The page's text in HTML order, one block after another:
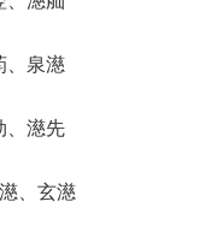
、泉濨
、濨先
、玄濨